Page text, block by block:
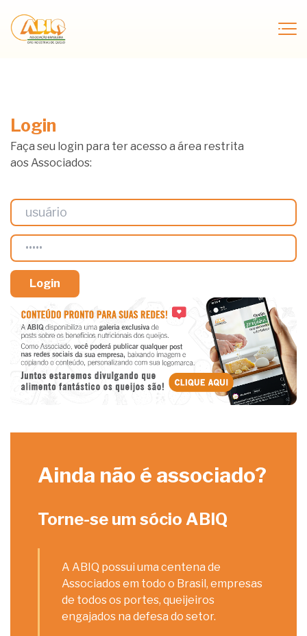
Login
Faça seu login para ter acesso a área restrita
aos Associados:
Ainda não é associado?
Torne-se um sócio ABIQ
A ABIQ possui uma centena de
Associados em todo o Brasil, empresas
de todos os portes, queijeiros
engajados na defesa do setor.